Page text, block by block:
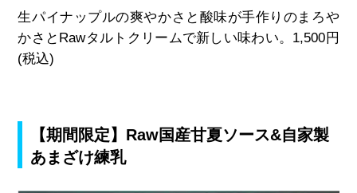
生パイナップルの爽やかさと酸味が手作りのまろや
かさと Rawタルトクリームで新しい味わい。 1,500 円
(税込)
【期間限定】Raw国産甘夏ソース&自家製
あまざけ練乳